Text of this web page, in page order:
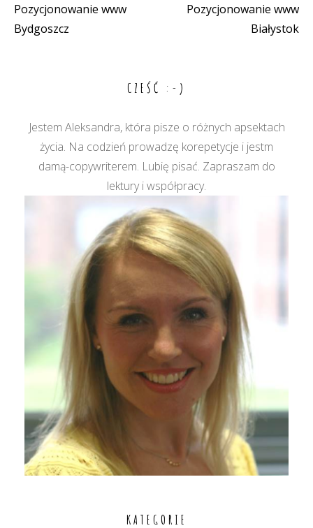
Nawigacja
Pozycjonowanie www
Bydgoszcz
Pozycjonowanie www
Białystok
CZEŚĆ :-)
Jestem Aleksandra, która pisze o różnych apsektach
życia. Na codzień prowadzę korepetycje i jestm
damą-copywriterem. Lubię pisać. Zapraszam do
lektury i współpracy.
KATEGORIE